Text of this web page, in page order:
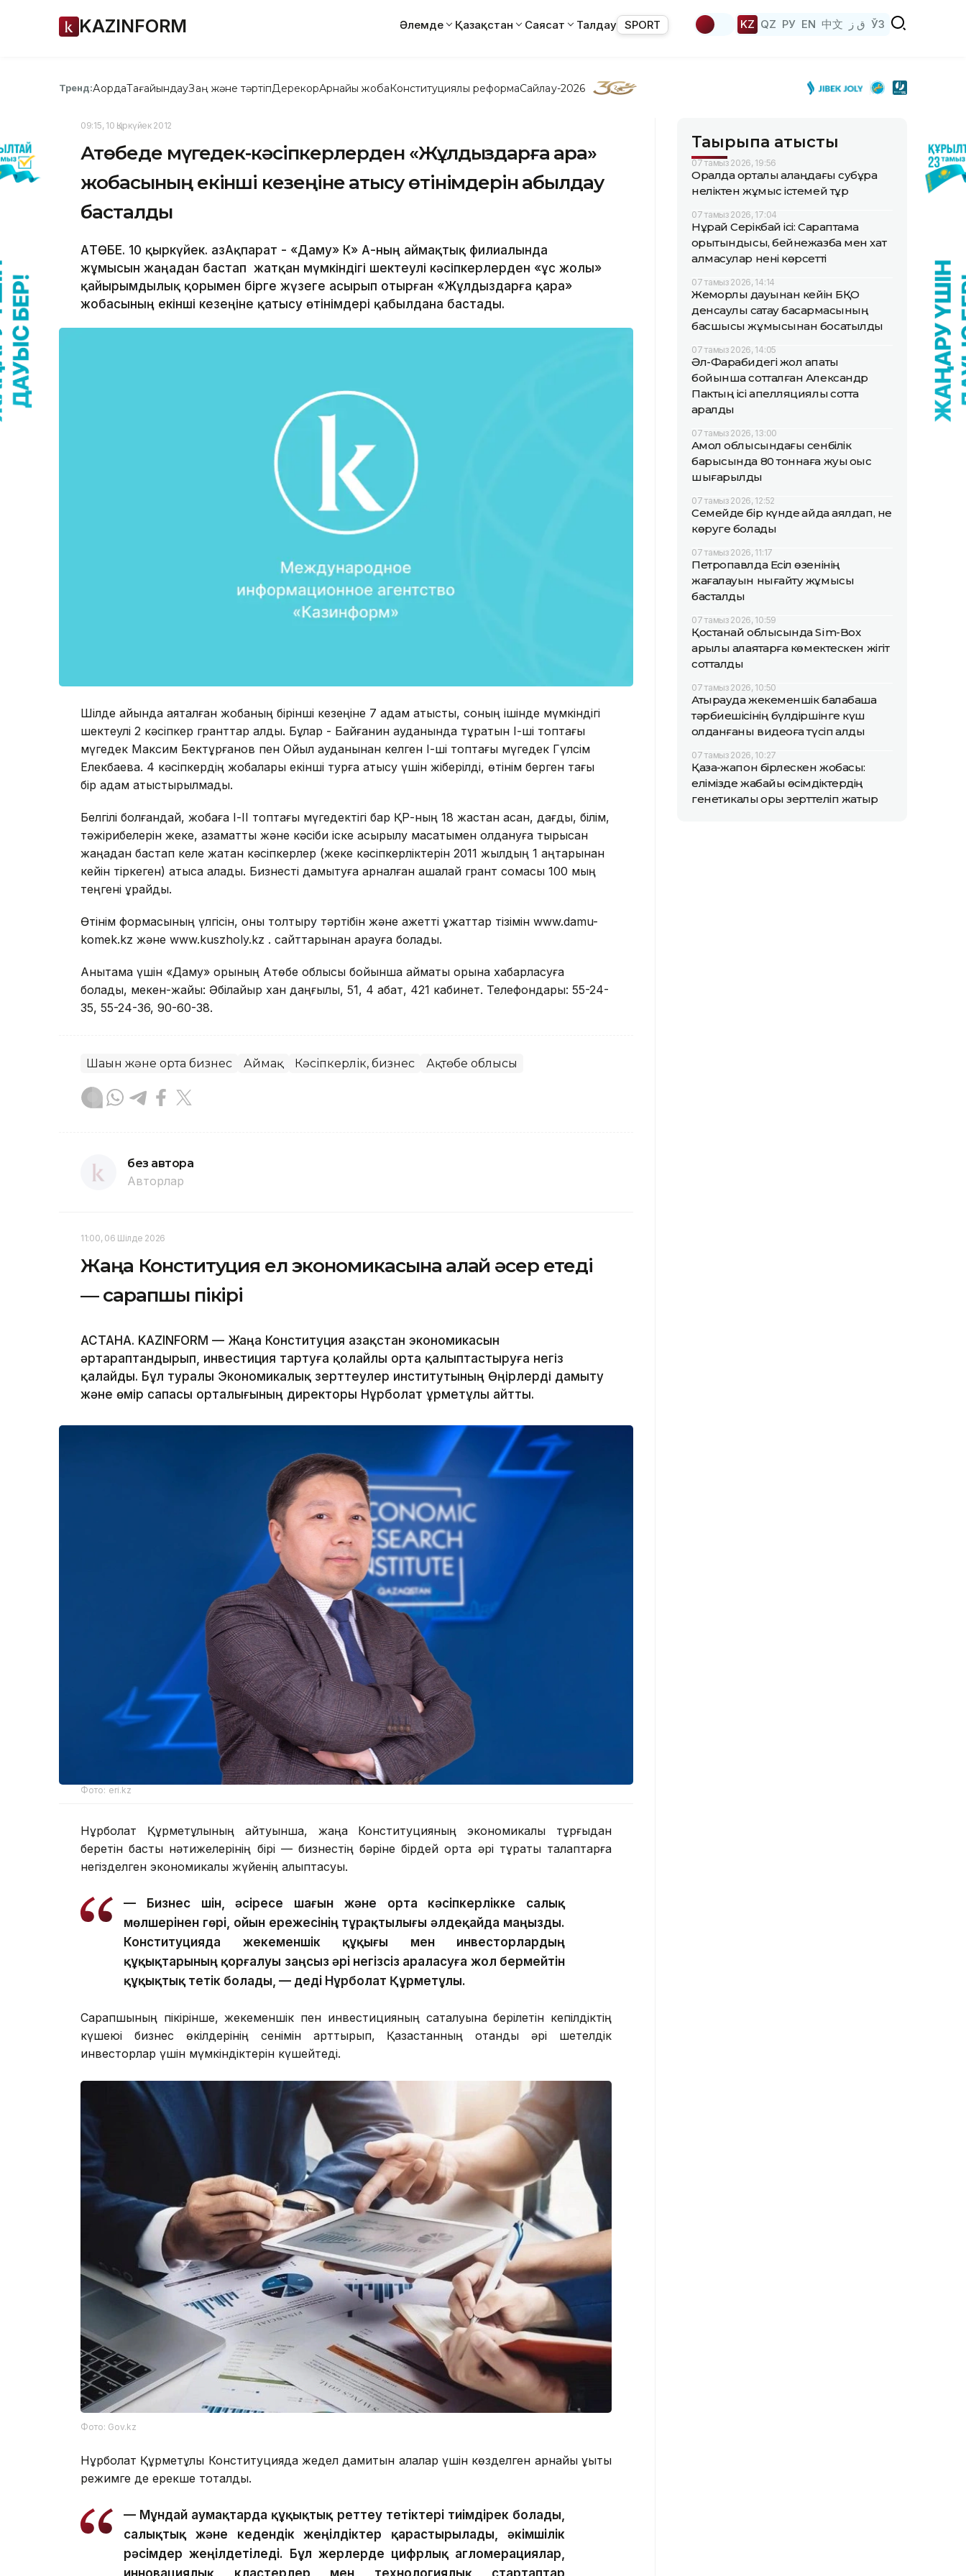
KAZINFORM Әлемде Қазақстан Саясат Талдау SPORT KZ QZ РУ EN 中文 ق ز ЎЗ
Тренд:АқордаТағайындауЗаң және тәртіпДерекқорАрнайы жобаКонституциялық реформаСайлау-2026
09:15, 10 Қыркүйек 2012
Ақтөбеде мүгедек-кәсіпкерлерден «Жұлдыздарға қара»
жобасының екінші кезеңіне қатысу өтінімдерін қабылдау
басталды
АҚТӨБЕ. 10 қыркүйек. ҚазАқпарат - «Даму» КҚҚ» АҚ-ның аймақтық филиалында
жұмысын жаңадан бастап жатқан мүмкіндігі шектеулі кәсіпкерлерден «Құс жолы»
қайырымдылық қорымен бірге жүзеге асырып отырған «Жұлдыздарға қара»
жобасының екінші кезеңіне қатысу өтінімдері қабылдана бастады.
Шілде айында аяқталған жобаның бірінші кезеңіне 7 адам қатысты, соның ішінде мүмкіндігі
шектеулі 2 кәсіпкер гранттар алды. Бұлар - Байғанин ауданында тұратын І-ші топтағы
мүгедек Максим Бектұрғанов пен Ойыл ауданынан келген І-ші топтағы мүгедек Гүлсім
Елекбаева. 4 кәсіпкердің жобалары екінші турға қатысу үшін жіберілді, өтінім берген тағы
бір адам қатыстырылмады.
Белгілі болғандай, жобаға І-ІІ топтағы мүгедектігі бар ҚР-ның 18 жастан асқан, дағды, білім,
тәжірибелерін жеке, азаматтық және кәсіби іске асырылу мақсатымен қолдануға тырысқан
жаңадан бастап келе жатқан кәсіпкерлер (жеке кәсіпкерліктерін 2011 жылдың 1 қаңтарынан
кейін тіркеген) қатыса алады. Бизнесті дамытуға арналған ақшалай грант сомасы 100 мың
теңгені құрайды.
Өтінім формасының үлгісін, оны толтыру тәртібін және қажетті құжаттар тізімін www.damu-
komek.kz және www.kuszholy.kz . сайттарынан қарауға болады.
Анықтама үшін «Даму» қорының Ақтөбе облысы бойынша аймақтық қорына хабарласуға
болады, мекен-жайы: Әбілқайыр хан даңғылы, 51, 4 қабат, 421 кабинет. Телефондары: 55-24-
35, 55-24-36, 90-60-38.
Шағын және орта бизнес Аймақ Кәсіпкерлік, бизнес Ақтөбе облысы
без автора
Авторлар
11:00, 06 Шілде 2026
Жаңа Конституция ел экономикасына қалай әсер етеді
— сарапшы пікірі
АСТАНА. KAZINFORM — Жаңа Конституция Қазақстан экономикасын
әртараптандырып, инвестиция тартуға қолайлы орта қалыптастыруға негіз
қалайды. Бұл туралы Экономикалық зерттеулер институтының Өңірлерді дамыту
және өмір сапасы орталығының директоры Нұрболат Құрметұлы айтты.
Фото: eri.kz
Нұрболат Құрметұлының айтуынша, жаңа Конституцияның экономикалық тұрғыдан
беретін басты нәтижелерінің бірі — бизнестің бәріне бірдей ортақ әрі тұрақты талаптарға
негізделген экономикалық жүйенің қалыптасуы.
— Бизнес үшін, әсіресе шағын және орта кәсіпкерлікке салық
мөлшерінен гөрі, ойын ережесінің тұрақтылығы әлдеқайда маңызды.
Конституцияда жекеменшік құқығы мен инвесторлардың
құқықтарының қорғалуы заңсыз әрі негізсіз араласуға жол бермейтін
құқықтық тетік болады, — деді Нұрболат Құрметұлы.
Сарапшының пікірінше, жекеменшік пен инвестицияның сақталуына берілетін кепілдіктің
күшеюі бизнес өкілдерінің сенімін арттырып, Қазақстанның отандық әрі шетелдік
инвесторлар үшін мүмкіндіктерін күшейтеді.
Фото: Gov.kz
Нұрболат Құрметұлы Конституцияда жедел дамитын қалалар үшін көзделген арнайы құқықтық
режимге де ерекше тоқталды.
— Мұндай аумақтарда құқықтық реттеу тетіктері тиімдірек болады,
салықтық және кедендік жеңілдіктер қарастырылады, әкімшілік
рәсімдер жеңілдетіледі. Бұл жерлерде цифрлық агломерациялар,
инновациялық кластерлер мен технологиялық стартаптар
Тақырыпқа қатысты
07 тамыз 2026, 19:56
Оралда орталық алаңдағы субұрқақ
неліктен жұмыс істемей тұр
07 тамыз 2026, 17:04
Нұрай Серікбай ісі: Сараптама
қорытындысы, бейнежазба мен хат
алмасулар нені көрсетті
07 тамыз 2026, 14:14
Жемқорлық дауынан кейін БҚО
денсаулық сақтау басқармасының
басшысы жұмысынан босатылды
07 тамыз 2026, 14:05
Әл-Фарабидегі жол апаты
бойынша сотталған Александр
Пактың ісі апелляциялық сотта
қаралды
07 тамыз 2026, 13:00
Ақмол облысындағы сенбілік
барысында 80 тоннаға жуық қоқыс
шығарылды
07 тамыз 2026, 12:52
Семейде бір күнде қайда аялдап, не
көруге болады
07 тамыз 2026, 11:17
Петропавлда Есіл өзенінің
жағалауын нығайту жұмысы
басталды
07 тамыз 2026, 10:59
Қостанай облысында Sim-Box
арқылы алаяқтарға көмектескен жігіт
сотталды
07 тамыз 2026, 10:50
Атырауда жекеменшік балабақша
тәрбиешісінің бүлдіршінге күш
қолданғаны видеоға түсіп қалды
07 тамыз 2026, 10:27
Қазақ-жапон бірлескен жобасы:
елімізде жабайы өсімдіктердің
генетикалық қоры зерттеліп жатыр